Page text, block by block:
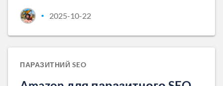
• 2025-10-22
ПАРАЗИТНИЙ SEO